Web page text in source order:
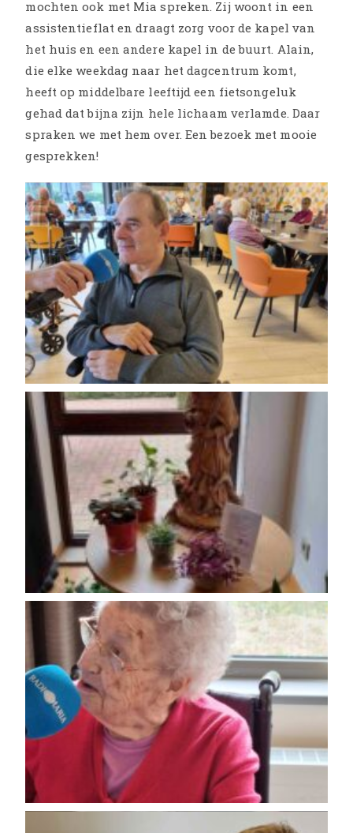
mochten ook met Mia spreken. Zij woont in een
assistentieflat en draagt zorg voor de kapel van
het huis en een andere kapel in de buurt. Alain,
die elke weekdag naar het dagcentrum komt,
heeft op middelbare leeftijd een fietsongeluk
gehad dat bijna zijn hele lichaam verlamde. Daar
spraken we met hem over. Een bezoek met mooie
gesprekken!